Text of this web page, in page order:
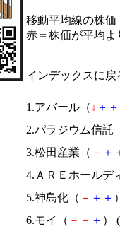
移動平均線の株価
赤＝株価が平均
インデックスに戻
1.アバール（ ↓ ＋ ＋
2.パラジウム信託
3.松田産業（ － ＋
4.ＡＲＥホールデ
5.神島化（ － ＋ ＋
6.モイ（ － － ＋ ） (